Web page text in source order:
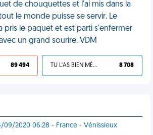
de chouquettes et l'ai mis dans la
le monde puisse se servir. Le
pris le paquet et est parti s'enfermer
un grand sourire. VDM
89 494 TU L'AS BIEN MÉRITÉ 8 708
09/2020 06:28 - France - Vénissieux